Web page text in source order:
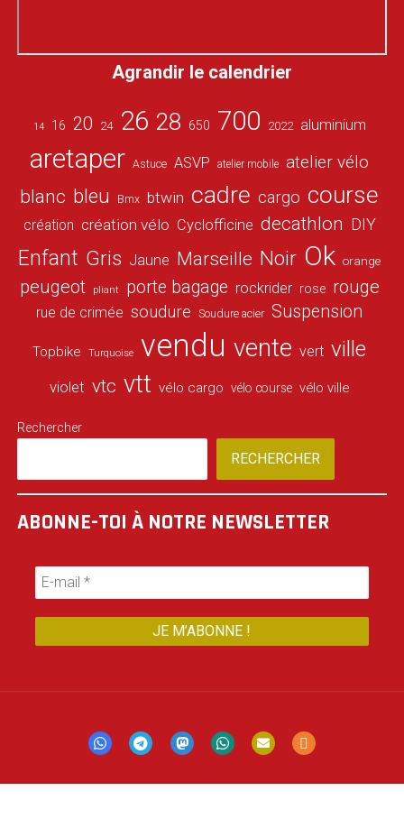
Agrandir le calendrier
14 16 20 24 26 28 650 700 2022 aluminium
aretaper Astuce ASVP atelier mobile atelier vélo
blanc bleu Bmx btwin cadre cargo course
création création vélo Cyclofficine decathlon DIY
Enfant Gris Jaune Marseille Noir Ok orange
peugeot pliant porte bagage rockrider rose rouge
rue de crimée soudure Soudure acier Suspension
Topbike Turquoise vendu vente vert ville
violet vtc vtt vélo cargo vélo course vélo ville
Rechercher
RECHERCHER
ABONNE-TOI À NOTRE NEWSLETTER